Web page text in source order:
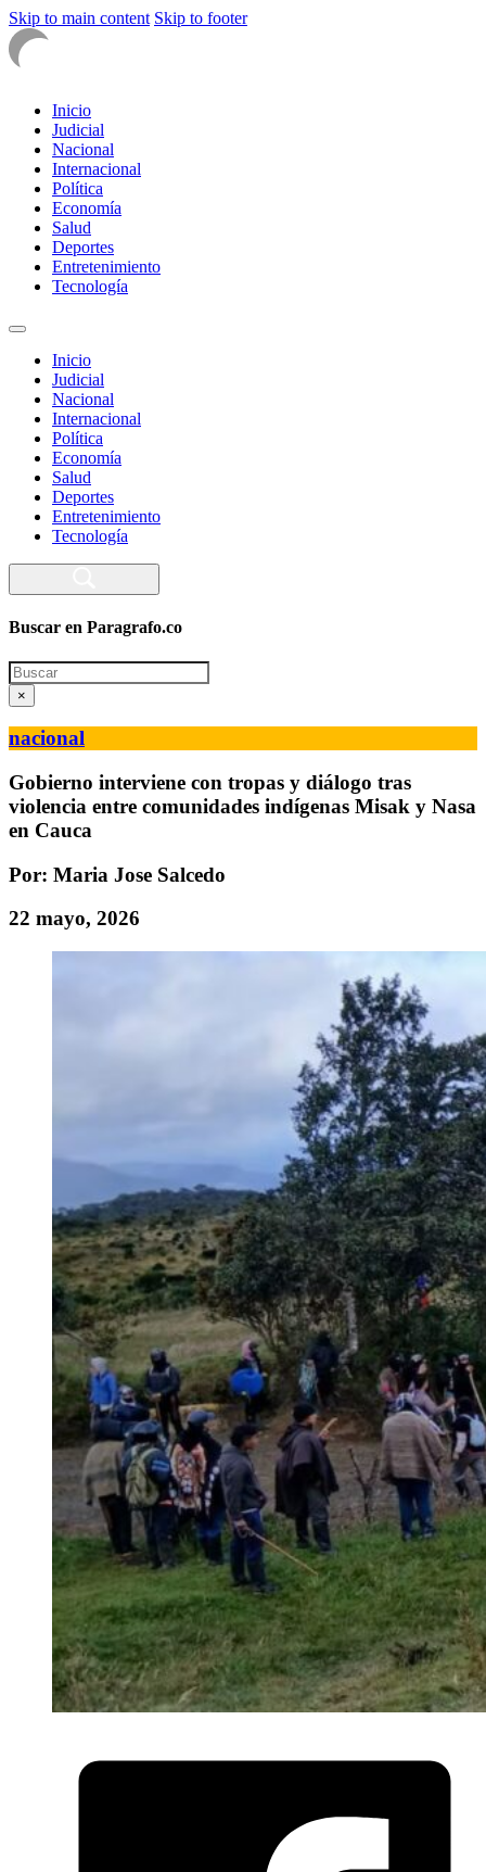
Skip to main content Skip to footer
Inicio
Judicial
Nacional
Internacional
Política
Economía
Salud
Deportes
Entretenimiento
Tecnología
Inicio
Judicial
Nacional
Internacional
Política
Economía
Salud
Deportes
Entretenimiento
Tecnología
Buscar en Paragrafo.co
Search
×
nacional
Gobierno interviene con tropas y diálogo tras
violencia entre comunidades indígenas Misak y Nasa
en Cauca
Por: Maria Jose Salcedo
22 mayo, 2026